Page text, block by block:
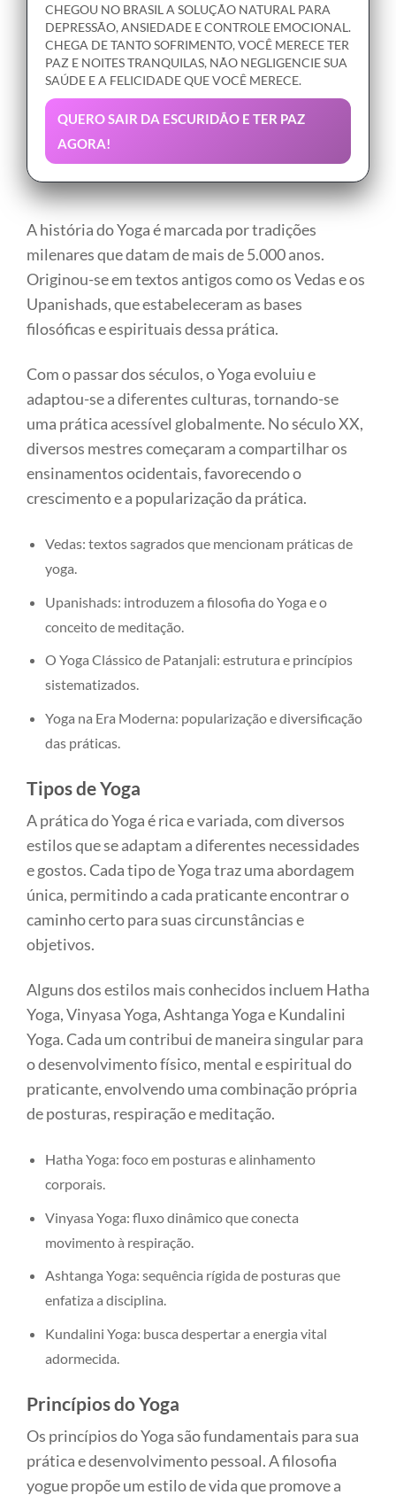
CHEGOU NO BRASIL A SOLUÇÃO NATURAL PARA
DEPRESSÃO, ANSIEDADE E CONTROLE EMOCIONAL.
CHEGA DE TANTO SOFRIMENTO, VOCÊ MERECE TER
PAZ E NOITES TRANQUILAS, NÃO NEGLIGENCIE SUA
SAÚDE E A FELICIDADE QUE VOCÊ MERECE.
QUERO SAIR DA ESCURIDÃO E TER PAZ
AGORA!
A história do Yoga é marcada por tradições
milenares que datam de mais de 5.000 anos.
Originou-se em textos antigos como os Vedas e os
Upanishads, que estabeleceram as bases
filosóficas e espirituais dessa prática.
Com o passar dos séculos, o Yoga evoluiu e
adaptou-se a diferentes culturas, tornando-se
uma prática acessível globalmente. No século XX,
diversos mestres começaram a compartilhar os
ensinamentos ocidentais, favorecendo o
crescimento e a popularização da prática.
Vedas: textos sagrados que mencionam práticas de
yoga.
Upanishads: introduzem a filosofia do Yoga e o
conceito de meditação.
O Yoga Clássico de Patanjali: estrutura e princípios
sistematizados.
Yoga na Era Moderna: popularização e diversificação
das práticas.
Tipos de Yoga
A prática do Yoga é rica e variada, com diversos
estilos que se adaptam a diferentes necessidades
e gostos. Cada tipo de Yoga traz uma abordagem
única, permitindo a cada praticante encontrar o
caminho certo para suas circunstâncias e
objetivos.
Alguns dos estilos mais conhecidos incluem Hatha
Yoga, Vinyasa Yoga, Ashtanga Yoga e Kundalini
Yoga. Cada um contribui de maneira singular para
o desenvolvimento físico, mental e espiritual do
praticante, envolvendo uma combinação própria
de posturas, respiração e meditação.
Hatha Yoga: foco em posturas e alinhamento
corporais.
Vinyasa Yoga: fluxo dinâmico que conecta
movimento à respiração.
Ashtanga Yoga: sequência rígida de posturas que
enfatiza a disciplina.
Kundalini Yoga: busca despertar a energia vital
adormecida.
Princípios do Yoga
Os princípios do Yoga são fundamentais para sua
prática e desenvolvimento pessoal. A filosofia
yogue propõe um estilo de vida que promove a